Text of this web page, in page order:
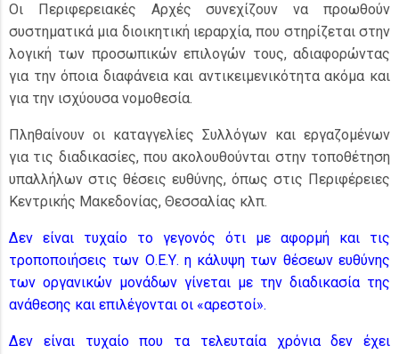
Οι Περιφερειακές Αρχές συνεχίζουν να προωθούν
συστηματικά μια διοικητική ιεραρχία, που στηρίζεται στην
λογική των προσωπικών επιλογών τους, αδιαφορώντας
για την όποια διαφάνεια και αντικειμενικότητα ακόμα και
για την ισχύουσα νομοθεσία.
Πληθαίνουν οι καταγγελίες Συλλόγων και εργαζομένων
για τις διαδικασίες, που ακολουθούνται στην τοποθέτηση
υπαλλήλων στις θέσεις ευθύνης, όπως στις Περιφέρειες
Κεντρικής Μακεδονίας, Θεσσαλίας κλπ.
Δεν είναι τυχαίο το γεγονός ότι με αφορμή και τις
τροποποιήσεις των Ο.Ε.Υ. η κάλυψη των θέσεων ευθύνης
των οργανικών μονάδων γίνεται με την διαδικασία της
ανάθεσης και επιλέγονται οι «αρεστοί».
Δεν είναι τυχαίο που τα τελευταία χρόνια δεν έχει